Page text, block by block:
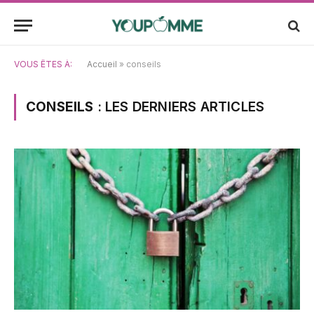
VOUS ÊTES À: Accueil » conseils
CONSEILS : LES DERNIERS ARTICLES